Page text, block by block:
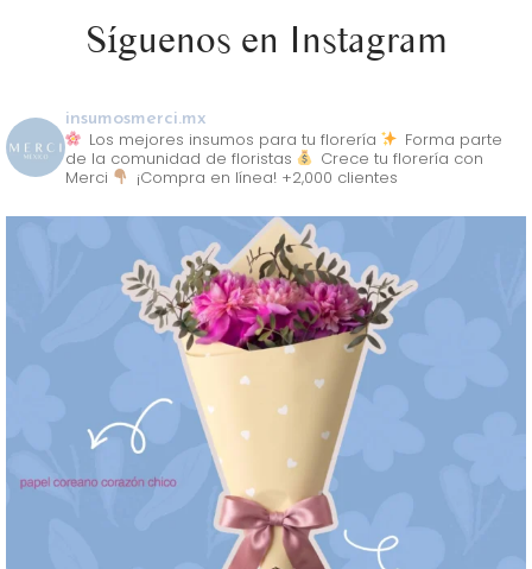
Síguenos en Instagram
insumosmerci.mx
Los mejores insumos para tu florería
Forma parte
de la comunidad de floristas
Crece tu florería con
Merci
¡Compra en línea! +2,000 clientes